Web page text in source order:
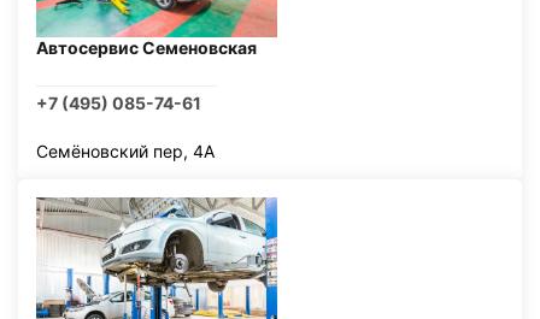
Автосервис Семеновская
+7 (495) 085-74-61
Семёновский пер, 4А